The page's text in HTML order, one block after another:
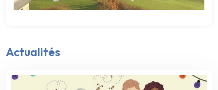
Actualités